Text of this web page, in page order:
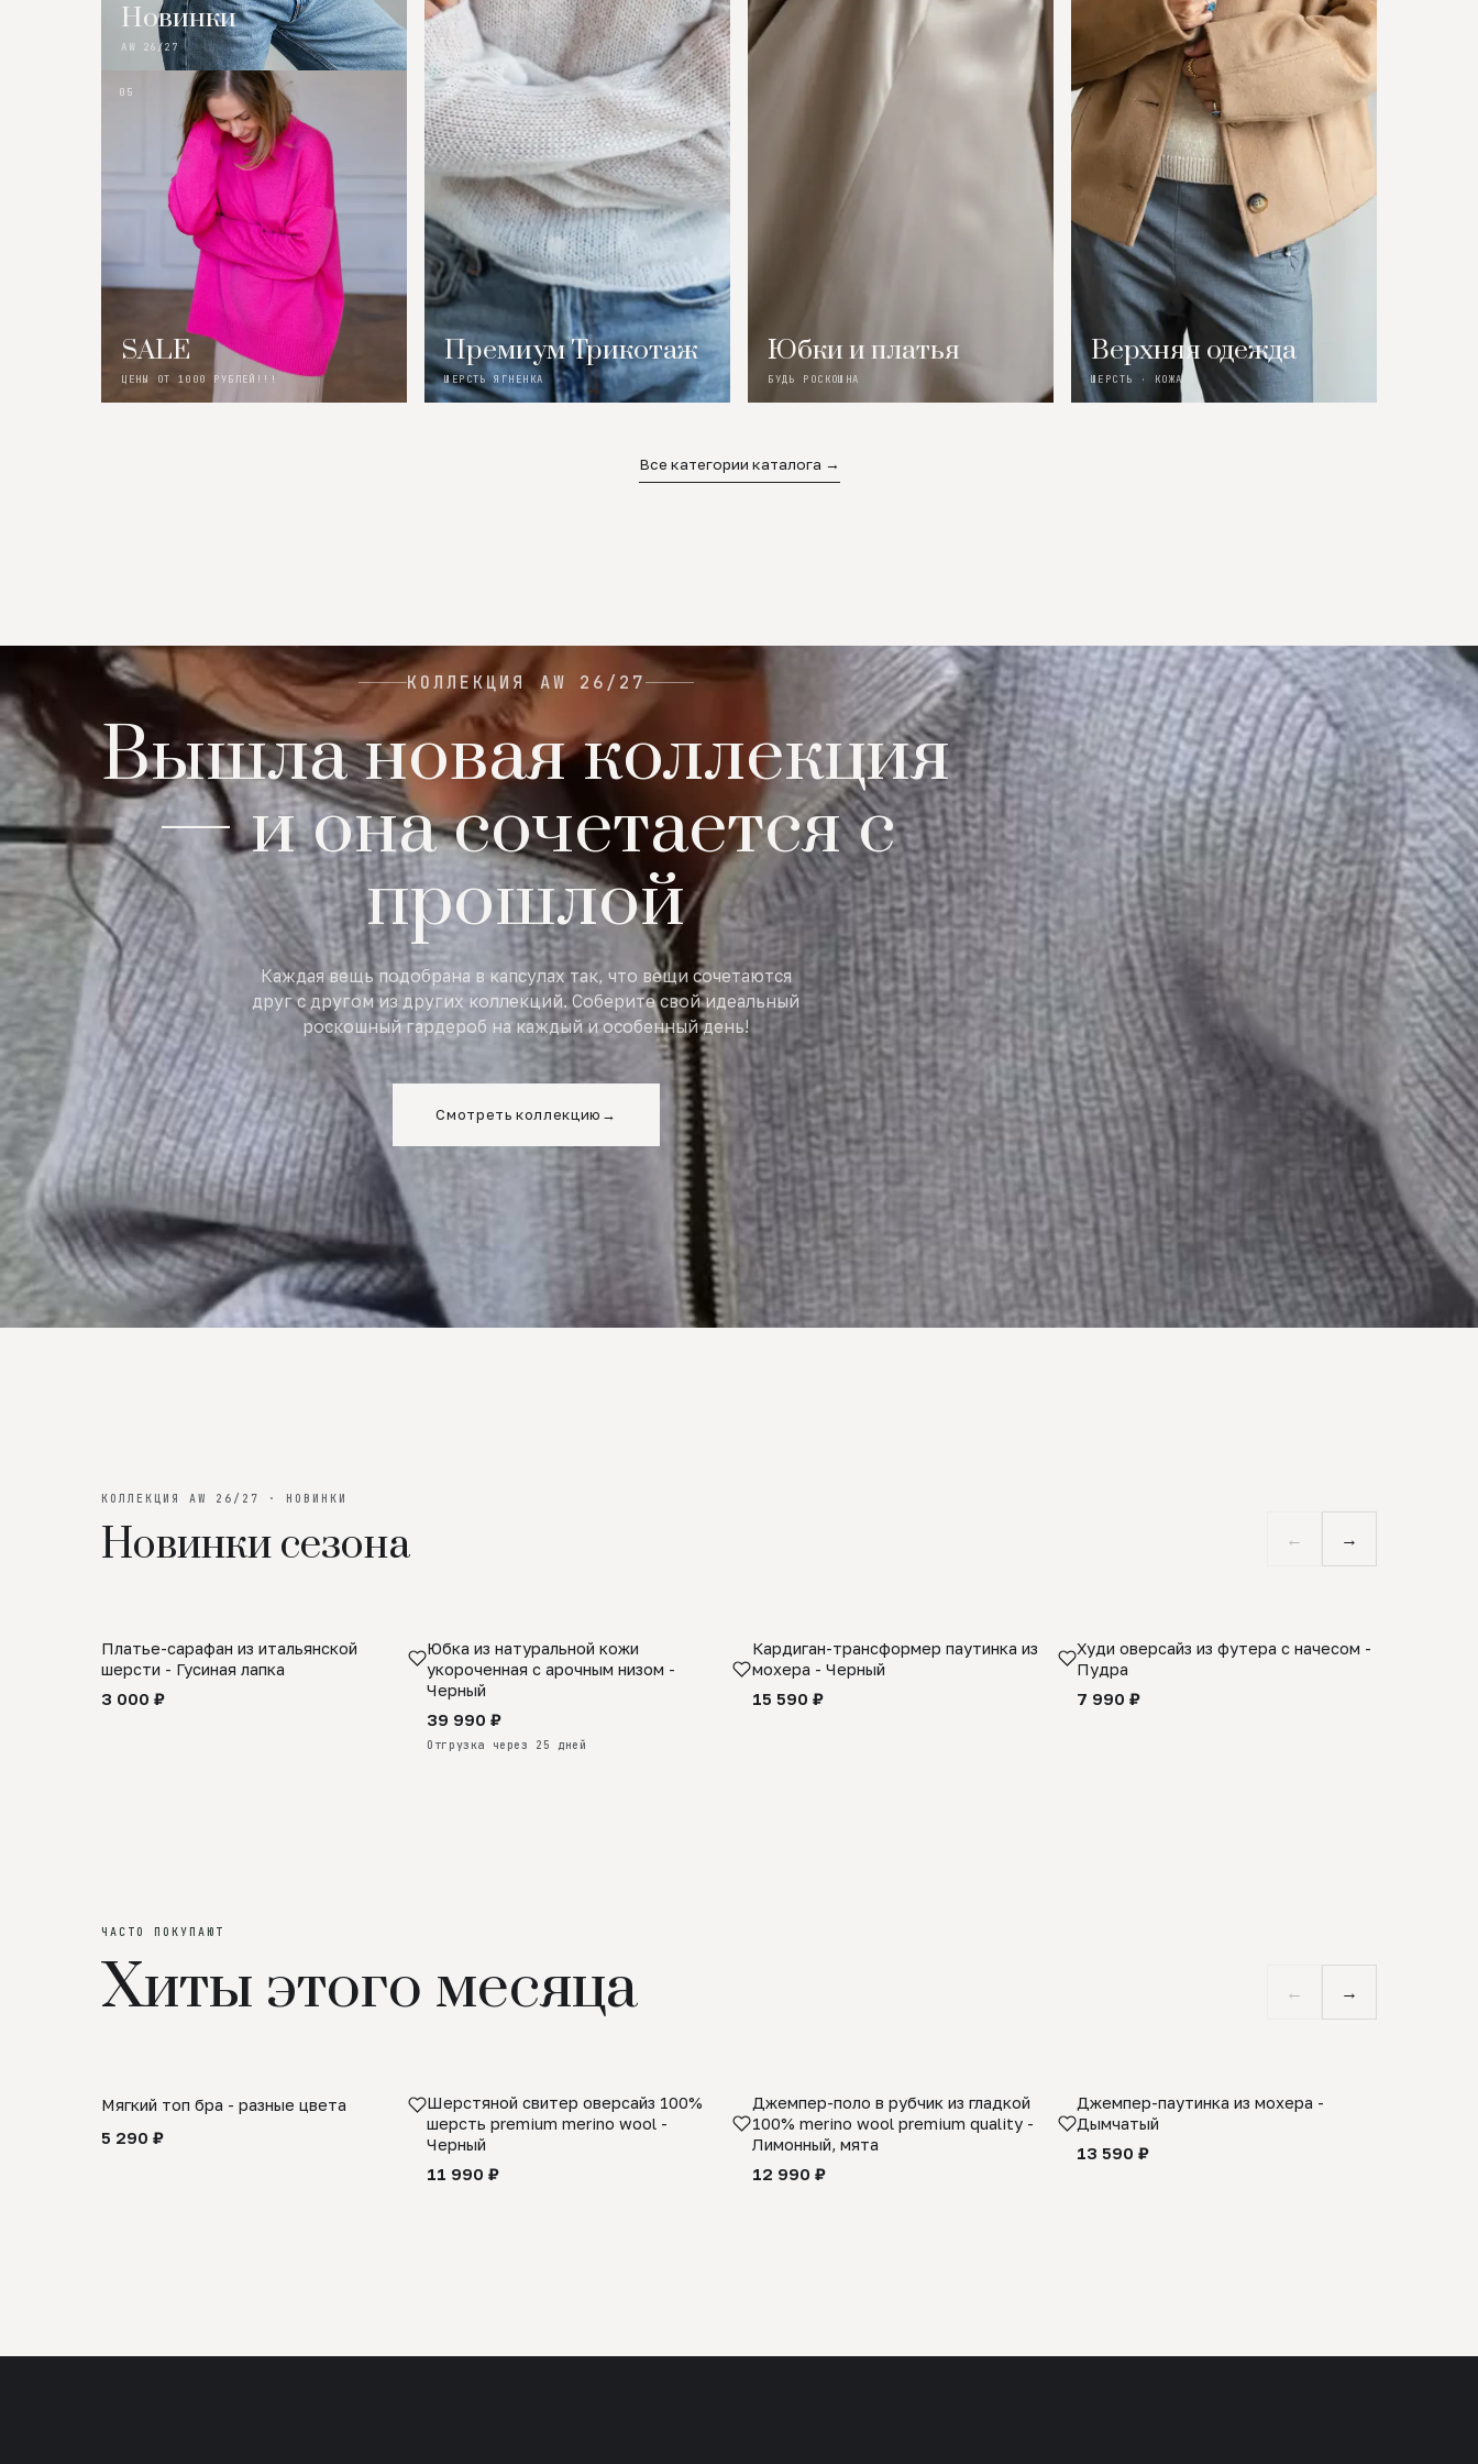
Новинки
AW 26/27
05
SALE
ЦЕНЫ ОТ 1000 РУБЛЕЙ!!!
Премиум Трикотаж
ШЕРСТЬ ЯГНЕНКА
Юбки и платья
БУДЬ РОСКОШНА
Верхняя одежда
ШЕРСТЬ · КОЖА
Все категории каталога →
КОЛЛЕКЦИЯ AW 26/27
Вышла новая коллекция
— и она сочетается с
прошлой
Каждая вещь подобрана в капсулах так, что вещи сочетаются
друг с другом из других коллекций. Соберите свой идеальный
роскошный гардероб на каждый и особенный день!
Смотреть коллекцию →
КОЛЛЕКЦИЯ AW 26/27 · НОВИНКИ
Новинки сезона ← →
SALE
Платье-сарафан из итальянской
шерсти - Гусиная лапка
3 000 ₽
ПРЕДЗАКАЗ
Юбка из натуральной кожи
укороченная с арочным низом -
Черный
39 990 ₽
Отгрузка через 25 дней
Кардиган-трансформер паутинка из
мохера - Черный
15 590 ₽
Худи оверсайз из футера с начесом -
Пудра
7 990 ₽
ЧАСТО ПОКУПАЮТ
Хиты этого месяца ← →
Мягкий топ бра - разные цвета
5 290 ₽
Шерстяной свитер оверсайз 100%
шерсть premium merino wool -
Черный
11 990 ₽
Джемпер-поло в рубчик из гладкой
100% merino wool premium quality -
Лимонный, мята
12 990 ₽
Джемпер-паутинка из мохера -
Дымчатый
13 590 ₽